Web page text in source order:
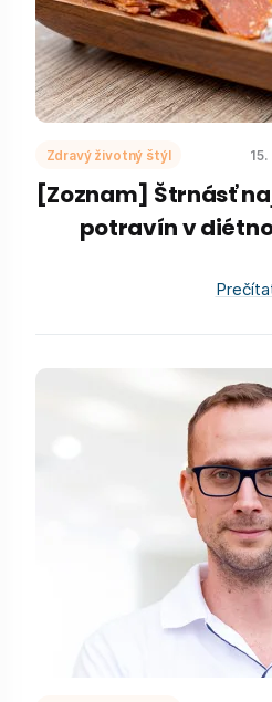
Zdravý životný štýl
[Zoznam] Štrnásť
potravín v